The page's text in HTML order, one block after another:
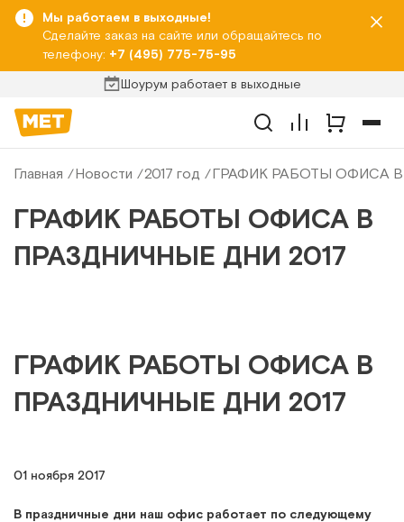
Мы работаем в выходные!
Сделайте заказ на сайте или обращайтесь по
телефону: +7 (495) 775-75-95
Шоурум работает в выходные
Главная Новости 2017 год ГРАФИК РАБОТЫ ОФИСА В
ГРАФИК РАБОТЫ ОФИСА В
ПРАЗДНИЧНЫЕ ДНИ 2017
ГРАФИК РАБОТЫ ОФИСА В
ПРАЗДНИЧНЫЕ ДНИ 2017
01 ноября 2017
В праздничные дни наш офис работает по следующему